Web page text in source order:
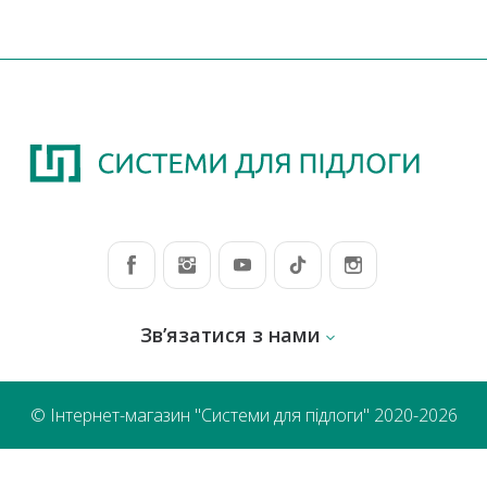
Зв’язатися з нами
© Інтернет-магазин "Системи для підлоги" 2020-2026